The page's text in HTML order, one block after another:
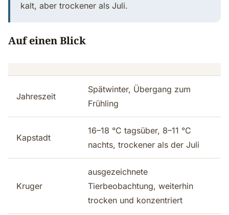
kalt, aber trockener als Juli.
Auf einen Blick
Jahreszeit
Spätwinter, Übergang zum
Frühling
Kapstadt
16–18 °C tagsüber, 8–11 °C
nachts, trockener als der Juli
Kruger
ausgezeichnete
Tierbeobachtung, weiterhin
trocken und konzentriert